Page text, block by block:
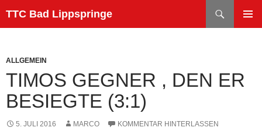
Inhalt
TTC Bad Lippspringe
ALLGEMEIN
TIMOS GEGNER , DEN ER
BESIEGTE (3:1)
5. JULI 2016 MARCO KOMMENTAR HINTERLASSEN